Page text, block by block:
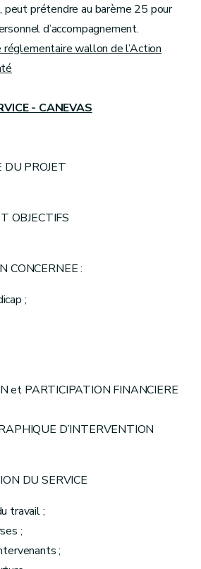
peut prétendre au barème 25 pour
d’accompagnement.
wallon de l’Action
- CANEVAS
DU PROJET
OBJECTIFS
CONCERNEE :
;
et PARTICIPATION FINANCIERE
D’INTERVENTION
DU SERVICE
travail ;
;
;